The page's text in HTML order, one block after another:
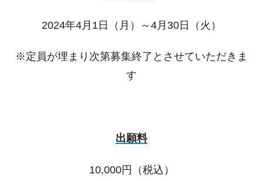
2024年4月1日（月）～4月30日（火）
※定員が埋まり次第募集終了とさせていただきま
す
出願料
10,000円（税込）